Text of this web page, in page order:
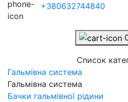
+380632744840
Список
Гальмівна система
Гальмівна система
Бачки гальмівної рідини